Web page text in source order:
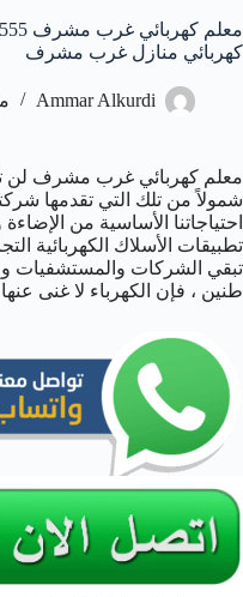
كهربائي منازل غرب مشرف
Ammar Alkurdi
معلم كهربائي غرب مشرف لن
شمولاً من تلك التي تقدمها
احتياجاتنا الأساسية من
تطبيقات الأسلاك الكهربائية
تبقي الشركات والمستشفيات
طنين ، فإن الكهرباء لا غنى